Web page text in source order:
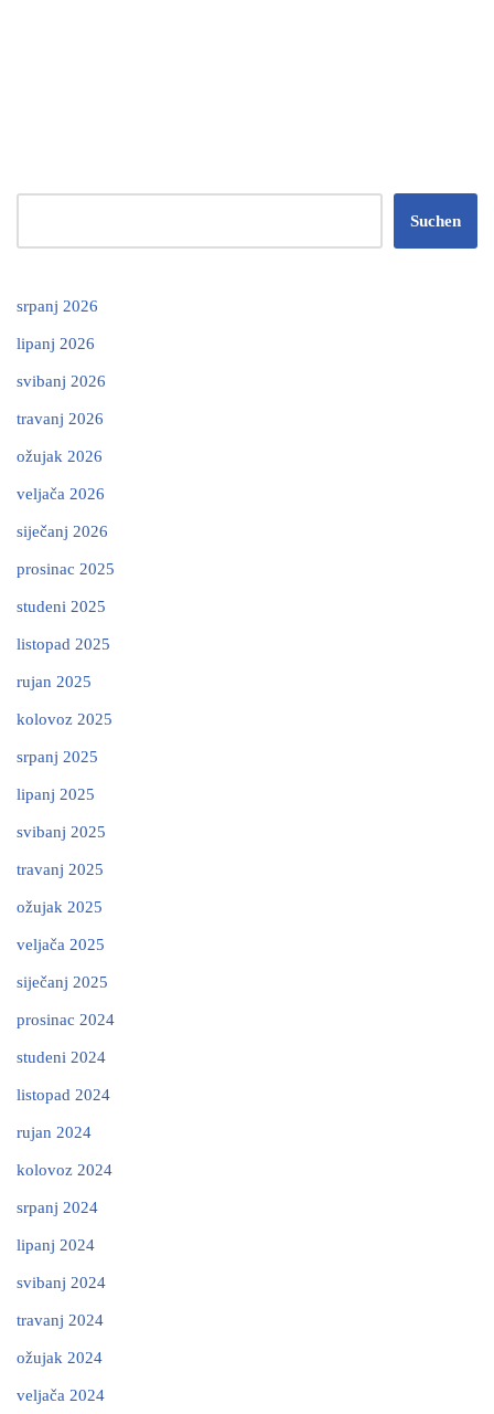
Suchen
srpanj 2026
lipanj 2026
svibanj 2026
travanj 2026
ožujak 2026
veljača 2026
siječanj 2026
prosinac 2025
studeni 2025
listopad 2025
rujan 2025
kolovoz 2025
srpanj 2025
lipanj 2025
svibanj 2025
travanj 2025
ožujak 2025
veljača 2025
siječanj 2025
prosinac 2024
studeni 2024
listopad 2024
rujan 2024
kolovoz 2024
srpanj 2024
lipanj 2024
svibanj 2024
travanj 2024
ožujak 2024
veljača 2024